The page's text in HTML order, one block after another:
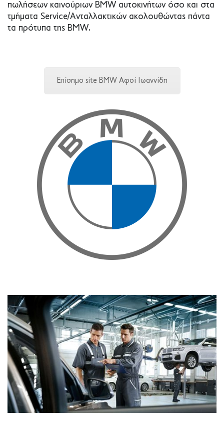
πωλήσεων καινούριων BMW αυτοκινήτων όσο και στα
τμήματα Service/Ανταλλακτικών ακολουθώντας πάντα
τα πρότυπα της BMW.
Επίσημο site BMW Αφοί Ιωαννίδη